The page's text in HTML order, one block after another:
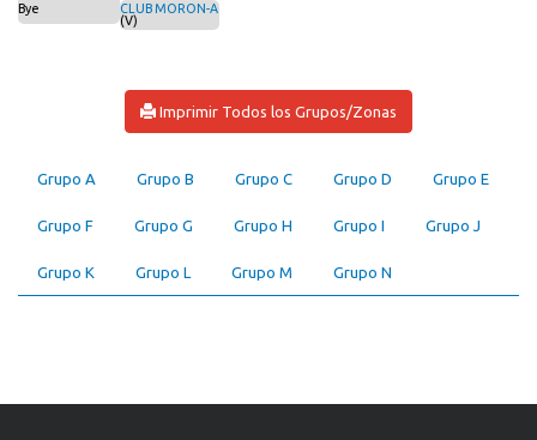
Bye
CLUB MORON-A
(V)
Imprimir Todos los Grupos/Zonas
Grupo A Grupo B Grupo C Grupo D Grupo E
Grupo F Grupo G Grupo H Grupo I Grupo J
Grupo K Grupo L Grupo M Grupo N